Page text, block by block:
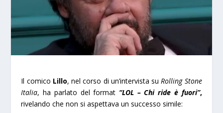
Il comico Lillo, nel corso di un’intervista su Rolling Stone
Italia, ha parlato del format “LOL – Chi ride è fuori”,
rivelando che non si aspettava un successo simile: